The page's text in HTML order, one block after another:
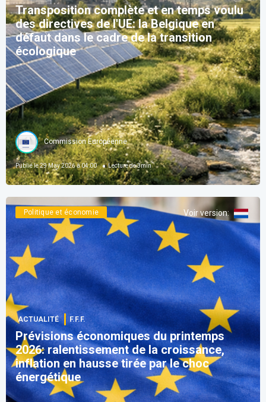
Transposition complète et en temps voulu
des directives de l'UE: la Belgique en
défaut dans le cadre de la transition
écologique
Commission Européenne
Publié le29 May 2026 à 04:00 Lecture de3min
Politique et économie Voir version:
ACTUALITÉ F.F.F.
Prévisions économiques du printemps
2026: ralentissement de la croissance,
inflation en hausse tirée par le choc
énergétique